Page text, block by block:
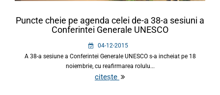
Puncte cheie pe agenda celei de-a 38-a sesiuni a
Conferintei Generale UNESCO
04-12-2015
A 38-a sesiune a Conferintei Generale UNESCO s-a incheiat pe 18
noiembrie, cu reafirmarea rolulu...
citește